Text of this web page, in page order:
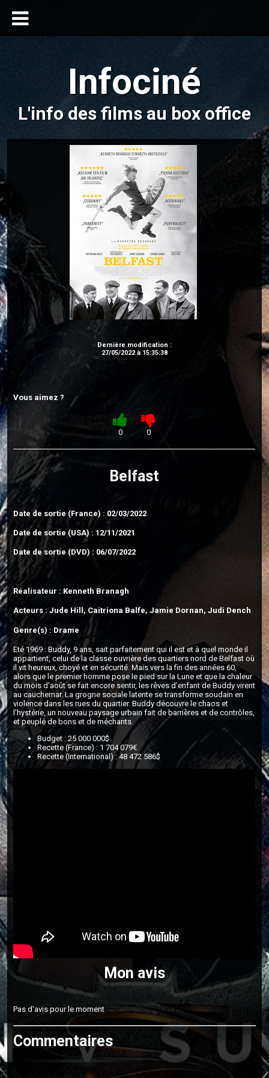
Infociné
L'info des films au box office
Dernière modification :
27/05/2022 à 15:35:38
Vous aimez ?
0 0
Belfast
Date de sortie (France) : 02/03/2022
Date de sortie (USA) : 12/11/2021
Date de sortie (DVD) : 06/07/2022
Réalisateur : Kenneth Branagh
Acteurs : Jude Hill, Caitriona Balfe, Jamie Dornan, Judi Dench
Genre(s) : Drame
Eté 1969 : Buddy, 9 ans, sait parfaitement qui il est et à quel monde il
appartient, celui de la classe ouvrière des quartiers nord de Belfast où
il vit heureux, choyé et en sécurité. Mais vers la fin des années 60,
alors que le premier homme pose le pied sur la Lune et que la chaleur
du mois d’août se fait encore sentir, les rêves d’enfant de Buddy virent
au cauchemar. La grogne sociale latente se transforme soudain en
violence dans les rues du quartier. Buddy découvre le chaos et
l’hystérie, un nouveau paysage urbain fait de barrières et de contrôles,
et peuplé de bons et de méchants.
Budget : 25 000 000$
Recette (France) : 1 704 079€
Recette (International) : 48 472 586$
Mon avis
Pas d'avis pour le moment
Commentaires